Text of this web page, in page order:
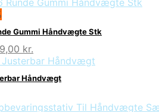
Gummi Håndvægte Stk
kr.
aktuelle
pris
er:
Håndvægt